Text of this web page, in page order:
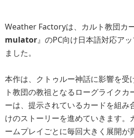
Weather Factoryは、カルト教団カ
mulator』のPC向け日本語対応ア
ました。
本作は、クトゥルー神話に影響を受
ト教団の教祖となるローグライク
ーは、提示されているカードを組み
けのストーリーを進めていきます。
ームプレイごとに毎回大きく展開が